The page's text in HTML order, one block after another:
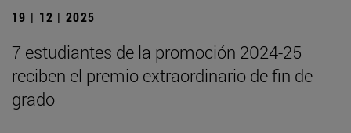
19 | 12 | 2025
7 estudiantes de la promoción 2024-25
reciben el premio extraordinario de fin de
grado